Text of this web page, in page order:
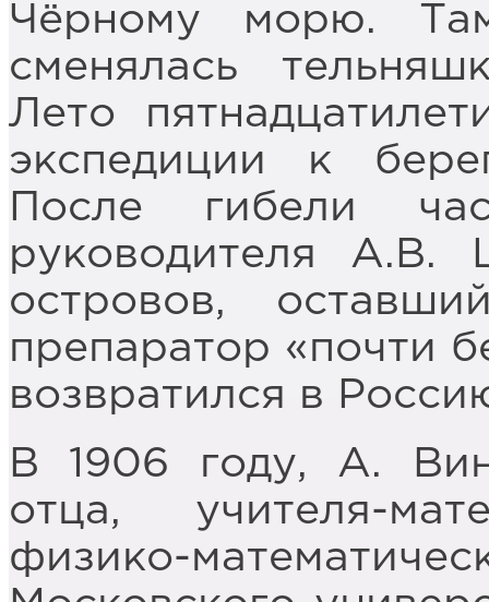
Чёрному морю.
сменялась
Лето
экспедиции к
После гибели
руководителя А.В.
островов,
препаратор «почти
возвратился в
В 1906 году, А.
отца, учителя-
физико-